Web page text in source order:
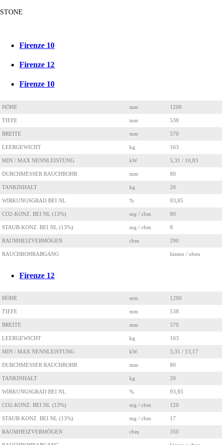
STONE
Firenze 10
Firenze 12
Firenze 10
HÖHE mm 1200
TIEFE mm 538
BREITE mm 570
LEERGEWICHT kg 163
MIN / MAX NENNLEISTUNG kW 5,31 / 10,83
DURCHMESSER RAUCHROHR mm 80
TANKINHALT kg 20
WIRKUNGSGRAD BEI NL % 93,85
CO2-KONZ. BEI NL (13%) mg / cbm 80
STAUB-KONZ. BEI NL (13%) mg / cbm 8
RAUMHEIZVERMÖGEN cbm 290
RAUCHROHRABGANG hinten / oben
Firenze 12
HÖHE mm 1200
TIEFE mm 538
BREITE mm 570
LEERGEWICHT kg 163
MIN / MAX NENNLEISTUNG kW 5,31 / 13,17
DURCHMESSER RAUCHROHR mm 80
TANKINHALT kg 20
WIRKUNGSGRAD BEI NL % 93,85
CO2-KONZ. BEI NL (13%) mg / cbm 120
STAUB-KONZ. BEI NL (13%) mg / cbm 17
RAUMHEIZVERMÖGEN cbm 350